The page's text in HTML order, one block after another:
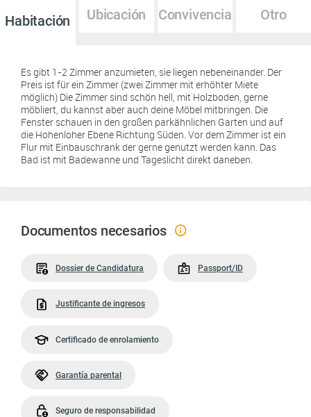
Habitación Ubicación Convivencia Otro
Es gibt 1-2 Zimmer anzumieten, sie liegen nebeneinander. Der
Preis ist für ein Zimmer (zwei Zimmer mit erhöhter Miete
möglich) Die Zimmer sind schön hell, mit Holzboden, gerne
möbliert, du kannst aber auch deine Möbel mitbringen. Die
Fenster schauen in den großen parkähnlichen Garten und auf
die Hohenloher Ebene Richtung Süden. Vor dem Zimmer ist ein
Flur mit Einbauschrank der gerne genutzt werden kann. Das
Bad ist mit Badewanne und Tageslicht direkt daneben.
Documentos necesarios
Dossier de Candidatura Passport/ID
Justificante de ingresos
Certificado de enrolamiento
Garantía parental
Seguro de responsabilidad